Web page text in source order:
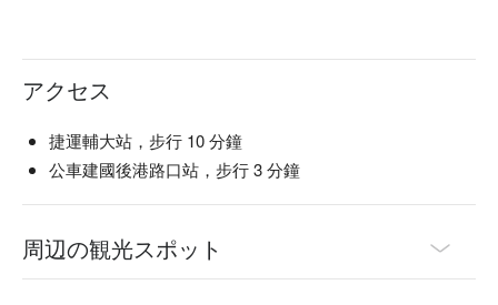
アクセス
捷運輔大站，步行 10 分鐘
公車建國後港路口站，步行 3 分鐘
周辺の観光スポット